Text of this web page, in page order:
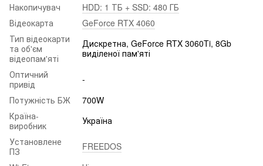
Накопичувач
HDD: 1 ТБ + SSD: 480 ГБ
Відеокарта
GeForce RTX 4060
Тип відеокарти
та об'єм
відеопам'яті
Дискретна, GeForce RTX 3060Ti, 8Gb
виділеної пам'яті
Оптичний
привід
-
Потужність БЖ
700W
Країна-
виробник
Україна
Установлене
ПЗ
FREEDOS